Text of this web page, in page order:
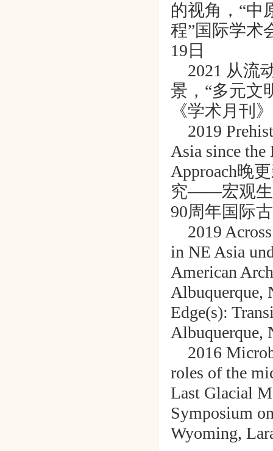
的视角， “中
程”国际学术
19 日
2021 从流
景， “多元文
《学术月刊
2019
Asia since the
Approach晚
究——宏观
90周年国际
2019
in NE Asia
American
Albuquerque,
Edge(s):
Albuquerque,
2016
roles of the
Last Glacial
Symposium
Wyoming,